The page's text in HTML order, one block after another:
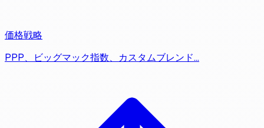
価格戦略
PPP、ビッグマック指数、カスタムブレンド…